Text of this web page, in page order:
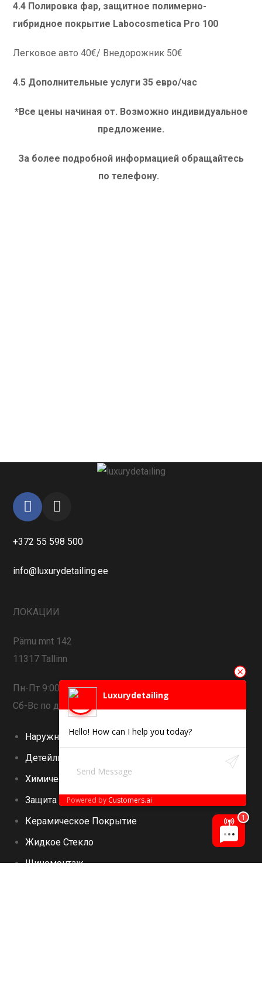
4.4 Полировка фар, защитное полимерно-
гибридное покрытие Labocosmetica Pro 100
Легковое авто 40€/ Внедорожник 50€
4.5 Дополнительные услуги 35 евро/час
*Все цены начиная от. Возможно индивидуальное
предложение.
За более подробной информацией обращайтесь
по телефону.
+372 55 598 500
info@luxurydetailing.ee
ЛОКАЦИИ
Pärnu mnt 142
11317 Tallinn
Пн-Пт 9:00-19:00
Сб-Вс по договоренности
Наружная Мойка
Детейлинг
Химическая Чистка Салона
Защита Салона
Керамическое Покрытие
Жидкое Стекло
Шиномонтаж
Luxurydetailing
Hello! How can I help you today?
Powered by Customers.ai